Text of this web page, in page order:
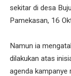
sekitar di desa
Pamekasan, 16
Namun ia
dilakukan atas
agenda kampanye